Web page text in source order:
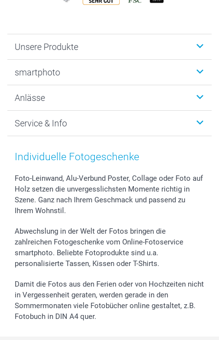
Unsere Produkte
Fotogeschenke
MyNameBook
Fotoabzüge, Fotos als Buch & Poster
Zubehör & Material
Sticker & Etiketten
Geschenk-Gutscheine (PDF)
smartphoto
Warum smartphoto
Datenschutz
AGB
Presse
Partnerprogramme
Investor Relations
Widerrufsrecht
Anlässe
Neujahr
Muttertag
Kommunion & Konfirmation
Hochzeit
Geburtstag
Zu allen Anlässen
Service & Info
Preise und Versandkosten
48h Lieferung
Zahlungsmöglichkeiten
Anmelden /Registrieren
Status der Bestellung
smartfriends
smartgarantie
smartbonus
Individuelle Fotogeschenke
Foto-Leinwand, Alu-Verbund Poster, Collage oder Foto auf
Holz setzen die unvergesslichsten Momente richtig in
Szene. Ganz nach Ihrem Geschmack und passend zu
Ihrem Wohnstil.
Abwechslung in der Welt der Fotos bringen die
zahlreichen Fotogeschenke vom Online-Fotoservice
smartphoto. Beliebte Fotoprodukte sind u.a.
personalisierte Tassen, Kissen oder T-Shirts.
Damit die Fotos aus den Ferien oder von Hochzeiten nicht
in Vergessenheit geraten, werden gerade in den
Sommermonaten viele Fotobücher online gestaltet, z.B.
Fotobuch in DIN A4 quer.